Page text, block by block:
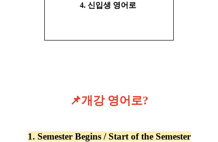
4. 신입생 영어로
📌개강 영어로?
1. Semester Begins / Start of the Semester